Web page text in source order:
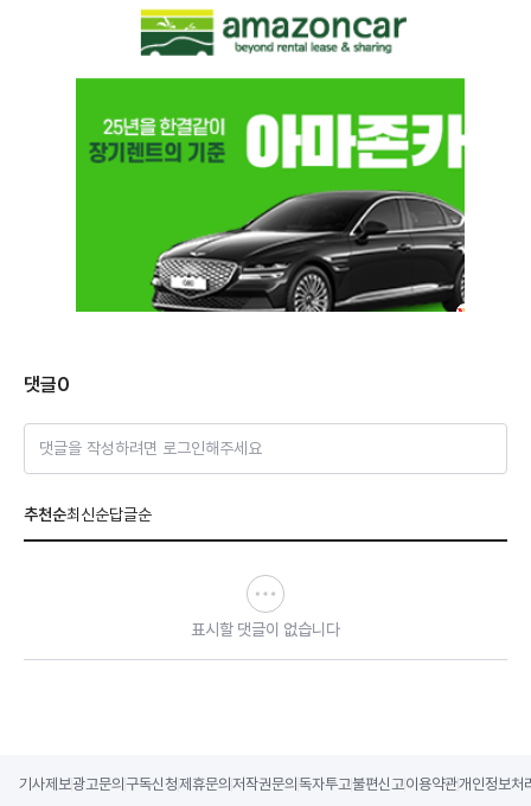
댓글0
댓글을 작성하려면 로그인해주세요
추천순최신순답글순
표시할 댓글이 없습니다
기사제보광고문의 구독신청제휴문의 저작권문의 독자투고불편신고이용약관개인정보처